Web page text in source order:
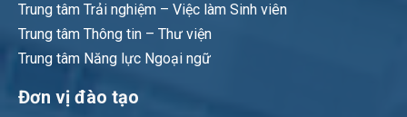
Trung tâm Trải nghiệm – Việc làm Sinh viên
Trung tâm Thông tin – Thư viện
Trung tâm Năng lực Ngoại ngữ
Đơn vị đào tạo